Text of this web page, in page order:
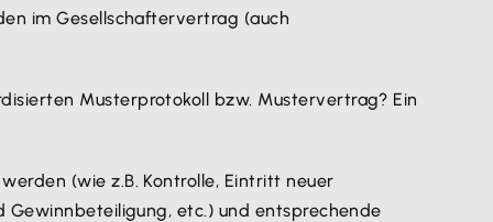
im Gesellschaftervertrag (auch
Musterprotokoll bzw. Mustervertrag? Ein
(wie z.B. Kontrolle, Eintritt neuer
Gewinnbeteiligung, etc.) und entsprechende